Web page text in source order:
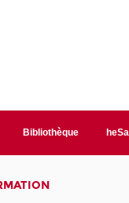
Bibliothèque